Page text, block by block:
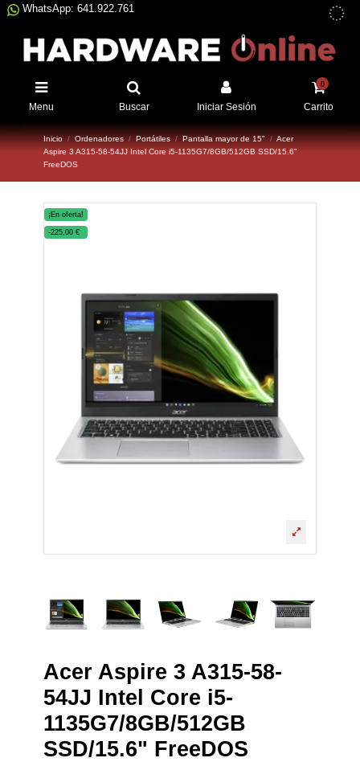
WhatsApp: 641.922.761
Menu Buscar Iniciar Sesión
0
Carrito
Inicio Ordenadores Portátiles Pantalla mayor de 15"
Acer
Aspire 3 A315-58-54JJ Intel Core i5-1135G7/8GB/512GB SSD/15.6"
FreeDOS
¡En oferta!
-225,00 €
Acer Aspire 3 A315-58-
54JJ Intel Core i5-
1135G7/8GB/512GB
SSD/15.6" FreeDOS